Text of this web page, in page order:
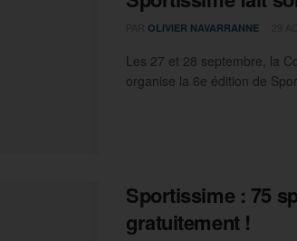
OLIVIER NAVARRANNE
Les 27 et 28 septembre, la
organise la 6e édition de
Sportissime : 75
gratuitement !